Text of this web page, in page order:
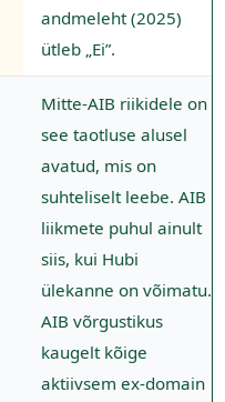
andmeleht (2025)
ütleb „Ei”.
Mitte-AIB riikidele on
see taotluse alusel
avatud, mis on
suhteliselt leebe. AIB
liikmete puhul ainult
siis, kui Hubi
ülekanne on võimatu.
AIB võrgustikus
kaugelt kõige
aktiivsem ex-domain